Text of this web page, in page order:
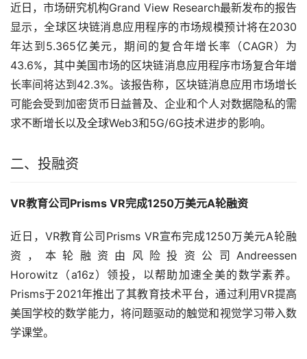
近日，市场研究机构Grand View Research最新发布的报告
显示，全球区块链消息应用程序的市场规模预计将在2030
年达到5.365亿美元，期间的复合年增长率（CAGR）为
43.6%，其中美国市场的区块链消息应用程序市场复合年增
长率间将达到42.3%。该报告称，区块链消息应用市场增长
可能会受到加密货币日益普及、企业和个人对数据隐私的需
求不断增长以及全球Web3和5G/6G技术进步的影响。
二、投融资
VR教育公司Prisms VR完成1250万美元A轮融资
近日，VR教育公司Prisms VR宣布完成1250万美元A轮融
资，本轮融资由风险投资公司Andreessen
Horowitz（a16z）领投，以帮助加速全美的数学素养。
Prisms于2021年推出了其教育技术平台，通过利用VR提高
美国学校的数学能力，将问题驱动的触觉和视觉学习带入数
学课堂。